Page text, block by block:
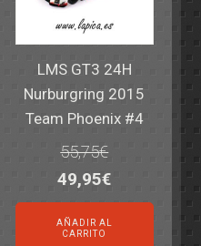
LMS GT3 24H
Nurburgring 2015
Team Phoenix #4
55,75€
El
precio
original
49,95€El
precio
actual
AÑADIR AL
CARRITO